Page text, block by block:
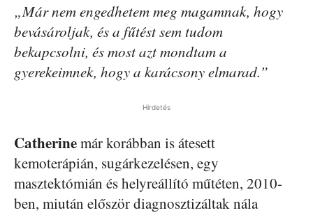
„Már nem engedhetem meg magamnak, hogy
bevásároljak, és a fűtést sem tudom
bekapcsolni, és most azt mondtam a
gyerekeimnek, hogy a karácsony elmarad.”
Hirdetés
Catherinemár korábban is átesett
kemoterápián, sugárkezelésen, egy
masztektómián és helyreállító műtéten, 2010-
ben, miután először diagnosztizáltak nála